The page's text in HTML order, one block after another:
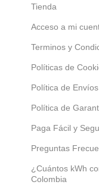
Tienda
Acceso a mi
Terminos y
Políticas de
Política de Envíos
Política de
Paga Fácil y
Preguntas
¿Cuántos kWh
Colombia